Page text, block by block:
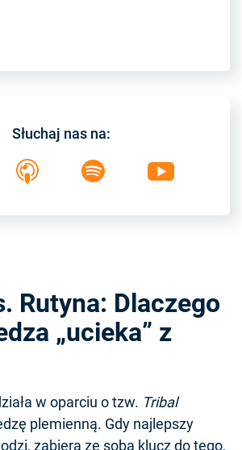
Słuchaj nas na:
Rutyna: Dlaczego
„ucieka” z
w oparciu o tzw. Tribal
plemienną. Gdy najlepszy
zabiera ze sobą klucz do tego,